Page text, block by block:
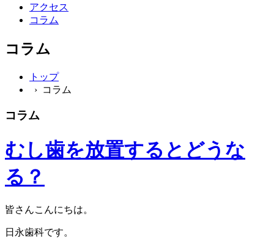
アクセス
コラム
コラム
トップ
› コラム
コラム
むし歯を放置するとどうな
る？
皆さんこんにちは。
日永歯科です。